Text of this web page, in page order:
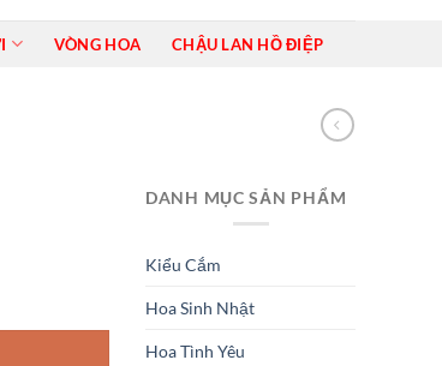
VÒNG HOA CHẬU LAN HỒ ĐIỆP
DANH MỤC SẢN PHẨM
Kiểu Cắm
Hoa Sinh Nhật
Hoa Tình Yêu